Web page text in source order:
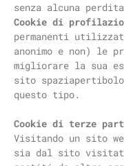
senza alcuna
Cookie di
permanenti
anonimo e non) le
migliorare la sua
sito
questo tipo.
Cookie di terze
Visitando un sito
sia dal sito